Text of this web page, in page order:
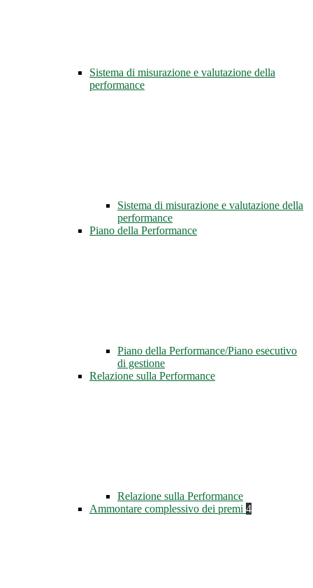
Sistema di misurazione e valutazione della
performance
Sistema di misurazione e valutazione della
performance
Piano della Performance
Piano della Performance/Piano esecutivo
di gestione
Relazione sulla Performance
Relazione sulla Performance
Ammontare complessivo dei premi 4